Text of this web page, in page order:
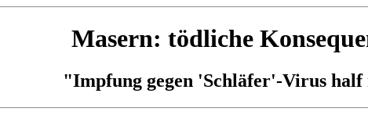
Masern: tödliche
"Impfung gegen 'Schläfer'-Virus